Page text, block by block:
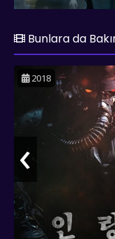
Bunlara da
2018
‹